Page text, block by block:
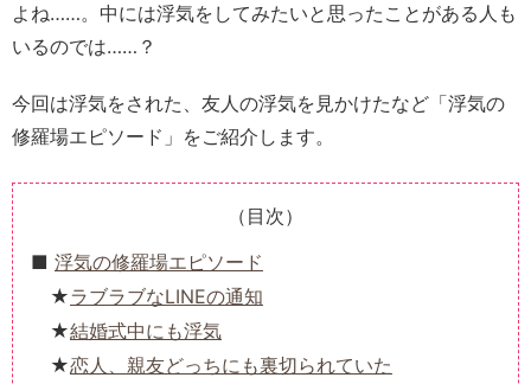
よね……。中には浮気をしてみたいと思ったことがある人も
いるのでは……？
今回は浮気をされた、友人の浮気を見かけたなど「浮気の
修羅場エピソード」をご紹介します。
（目次）
浮気の修羅場エピソード
ラブラブなLINEの通知
結婚式中にも浮気
恋人、親友どっちにも裏切られていた